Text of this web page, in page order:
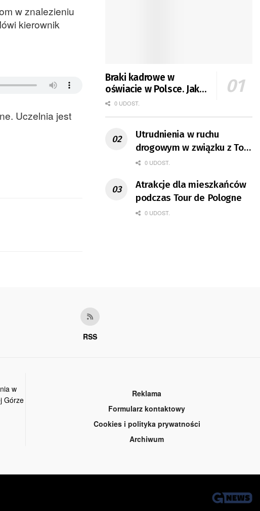
w znalezieniu
kierownik
Uczelnia jest
Braki kadrowe w
oświacie w Polsce. Jak
jest w Gorzowie?
0 UDOST.
Utrudnienia w ruchu
drogowym w związku z Tour
de Pologne
0 UDOST.
Atrakcje dla mieszkańców
podczas Tour de Pologne
0 UDOST.
RSS
w
Górze
Reklama
Formularz kontaktowy
Cookies i polityka prywatności
Archiwum